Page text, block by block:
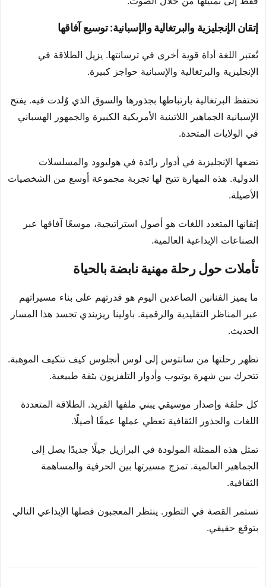
إتقان الإنجليزية والبرتغالية والإسبانية: توسيع آفاقها
تُعتبر اللغة أداة قوية أخرى في ترسانتها. يزيل الطلاقة في
الإنجليزية والبرتغالية والإسبانية حواجز كبيرة.
تحتفظ البرتغالية بارتباطها بجذورها والسوق الذي وُلدت فيه. يفتح
الإسبانية الجماهير اللاتينية الأمريكية الكبيرة والجمهور الهسباني
في الولايات المتحدة.
تضعها الإنجليزية في أدوار رائدة في هوليوود والمسلسلات
الدولية. هذه المهارة تتيح لها تجربة مجموعة أوسع من الشخصيات
الأصيلة.
إتقانها المتعدد اللغات هو أصول استراتيجية، موسعًا آفاقها عبر
الصناعات الإبداعية العالمية.
تأملات حول رحلة مهنية نابضة بالحياة
ما يميز الفنانين الصاعدين اليوم هو قدرتهم على بناء مسيراتهم
عبر المناظر التقليدية والرقمية. باولينا ريزيندي تجسد هذا المسار
الحديث.
تظهر رحلتها من سانتوس إلى لوس أنجلوس كيف تتكيف الموهبة.
تتحرك بين شهرة يوتيوب وأدوار التلفزيون بثقة طبيعية.
كل حلقة وإصدار موسيقي يبني ملفها الفريد. الطلاقة المتعددة
اللغات والجذور الثقافية تعطي عملها عمقًا أصيلًا.
تمثل هذه الممثلة المولودة في البرازيل جيلًا جديدًا يصل إلى
الجماهير العالمية. تمزج مسيرتها بين الحرفية والمساهمة
الثقافية.
تستمر القصة في التطور. ينتظر المعجبون فصلها الإبداعي التالي
بتوقع حقيقي.